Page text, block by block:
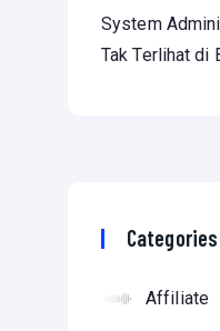
System
Tak Terlihat di
Categories
Affiliate